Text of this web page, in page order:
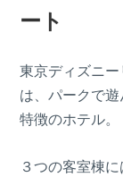
ート
東京ディズニ
は、パークで
特徴のホテル。
３つの客室棟